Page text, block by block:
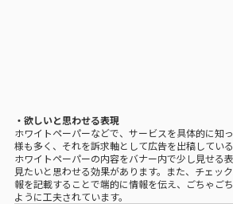
・欲しいと思わせる表現
ホワイトペーパーなどで、サービスを具体的に知
様も多く、それを訴求軸として広告を出稿してい
ホワイトペーパーの内容をバナー内で少し見せる
見たいと思わせる効果があります。また、チェッ
報を記載することで端的に情報を伝え、ごちゃご
ように工夫されています。